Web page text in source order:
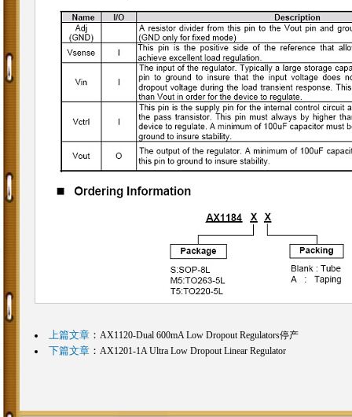
上篇文章： AX1120-Dual 600mA Low Dropout Regulators停产
下篇文章： AX1201-1A Ultra Low Dropout Linear Regulator